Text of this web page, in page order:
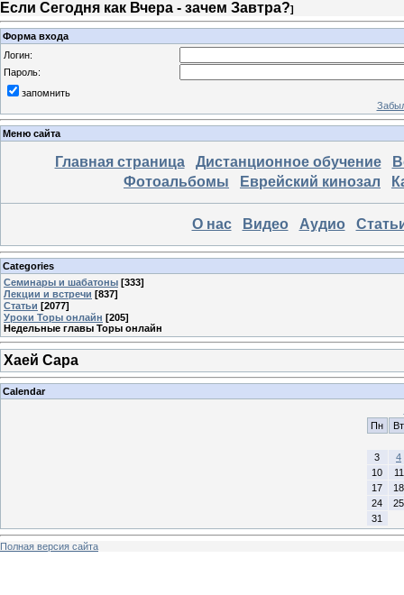
Если Сегодня как Вчера - зачем Завтра?]
Форма входа
Логин:
Пароль:
запомнить
Меню сайта
Главная страница Дистанционное обучение
Фотоальбомы
Еврейский кинозал
О нас Видео Аудио
Categories
Семинары и шабатоны [333]
Лекции и встречи [837]
Статьи [2077]
Уроки Торы онлайн [205]
Недельные главы Торы онлайн
Хаей Сара
Calendar
Пн
Вт
3
4
10
11
17
18
24
25
31
Полная версия сайта